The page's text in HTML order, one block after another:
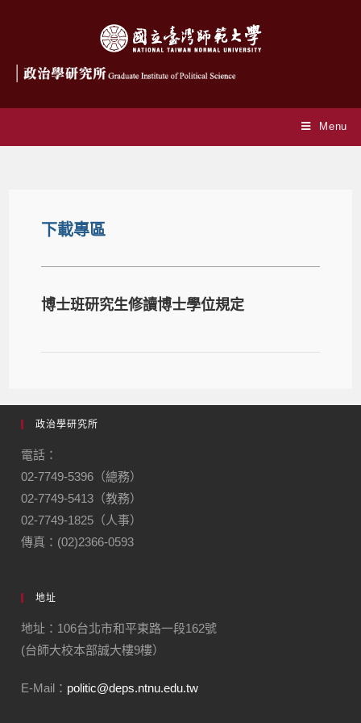
Menu
下載專區
博士班研究生修讀博士學位規定
政治學研究所
電話：
02-7749-5396（總務）
02-7749-5413（教務）
02-7749-1825（人事）
傳真：(02)2366-0593
地址
地址：106台北市和平東路一段162號
(台師大校本部誠大樓9樓）
E-Mail： politic@deps.ntnu.edu.tw